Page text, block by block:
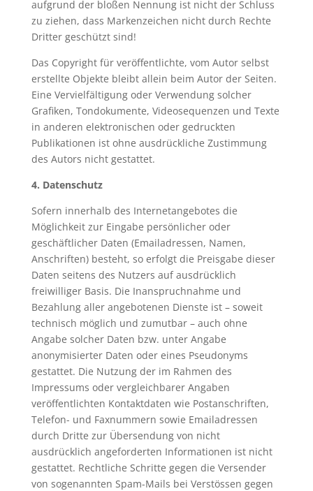
aufgrund der bloßen Nennung ist nicht der Schluss
zu ziehen, dass Markenzeichen nicht durch Rechte
Dritter geschützt sind!
Das Copyright für veröffentlichte, vom Autor selbst
erstellte Objekte bleibt allein beim Autor der Seiten.
Eine Vervielfältigung oder Verwendung solcher
Grafiken, Tondokumente, Videosequenzen und Texte
in anderen elektronischen oder gedruckten
Publikationen ist ohne ausdrückliche Zustimmung
des Autors nicht gestattet.
4. Datenschutz
Sofern innerhalb des Internetangebotes die
Möglichkeit zur Eingabe persönlicher oder
geschäftlicher Daten (Emailadressen, Namen,
Anschriften) besteht, so erfolgt die Preisgabe dieser
Daten seitens des Nutzers auf ausdrücklich
freiwilliger Basis. Die Inanspruchnahme und
Bezahlung aller angebotenen Dienste ist – soweit
technisch möglich und zumutbar – auch ohne
Angabe solcher Daten bzw. unter Angabe
anonymisierter Daten oder eines Pseudonyms
gestattet. Die Nutzung der im Rahmen des
Impressums oder vergleichbarer Angaben
veröffentlichten Kontaktdaten wie Postanschriften,
Telefon- und Faxnummern sowie Emailadressen
durch Dritte zur Übersendung von nicht
ausdrücklich angeforderten Informationen ist nicht
gestattet. Rechtliche Schritte gegen die Versender
von sogenannten Spam-Mails bei Verstössen gegen